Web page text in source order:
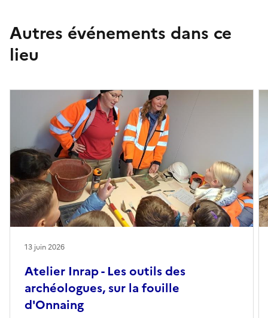
Autres événements dans ce
lieu
Atelier Inrap - Les outils des
archéologues, sur la fouille
d'Onnaing
13 juin 2026